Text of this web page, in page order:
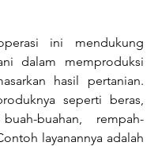
ini mendukung
dalam memproduksi
hasil pertanian.
seperti beras,
buahan, rempah-
layanannya adalah